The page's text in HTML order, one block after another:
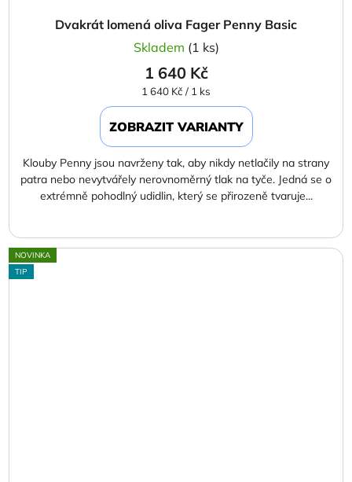
Dvakrát lomená oliva Fager Penny Basic
Skladem (1 ks)
1 640 Kč
Měrná
cena:
1 640 Kč / 1 ks
ZOBRAZIT VARIANTY
Klouby Penny jsou navrženy tak, aby nikdy netlačily na strany
patra nebo nevytvářely nerovnoměrný tlak na tyče. Jedná se o
extrémně pohodlný udidlin, který se přirozeně tvaruje...
NOVINKA
TIP